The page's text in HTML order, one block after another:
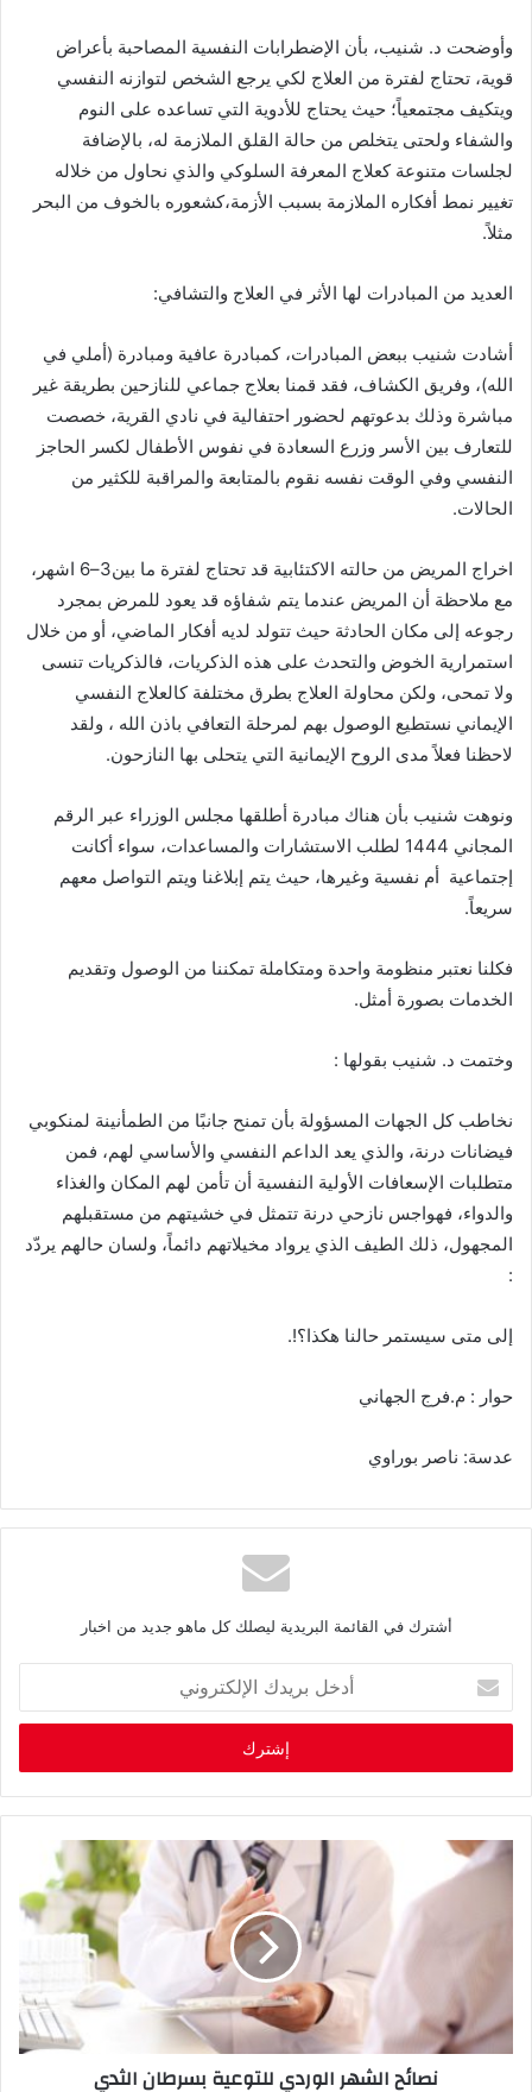
واوضحت د. شنيب، بان الإضطرابات النفسية المصاحبة باعراض
قوية، تحتاج لفترة من العلاج لكي يرجع الشخص لتوازنه النفسي
ويتكيف مجتمعياً؛ حيث يحتاج للأدوية التي تساعده على النوم
والشفاء ولحتى يتخلص من حالة القلق الملازمة له، بالإضافة
لجلسات متنوعة كعلاج المعرفة السلوكي والذي نحاول من خلاله
تغيير نمط افكاره الملازمة بسبب الأزمة،كشعوره بالخوف من البحر
مثلاً.
العديد من المبادرات لها الأثر في العلاج والتشافي:
اشادت شنيب ببعض المبادرات، كمبادرة عافية ومبادرة (املي في
الله)، وفريق الكشاف، فقد قمنا بعلاج جماعي للنازحين بطريقة غير
مباشرة وذلك بدعوتهم لحضور احتفالية في نادي القرية، خصصت
للتعارف بين الأسر وزرع السعادة في نفوس الأطفال لكسر الحاجز
النفسي وفي الوقت نفسه نقوم بالمتابعة والمراقبة للكثير من
الحالات.
اخراج المريض من حالته الاكتئابية قد تحتاج لفترة ما بين3
–
6 اشهر،
مع ملاحظة ان المريض عندما يتم شفاؤه قد يعود للمرض بمجرد
رجوعه إلى مكان الحادثة حيث تتولد لديه افكار الماضي، او من خلال
استمرارية الخوض والتحدث على هذه الذكريات، فالذكريات تنسى
ولا تمحى، ولكن محاولة العلاج بطرق مختلفة كالعلاج النفسي
الإيماني نستطيع الوصول بهم لمرحلة التعافي باذن الله ، ولقد
لاحظنا فعلاً مدى الروح الإيمانية التي يتحلى بها النازحون.
ونوهت شنيب بان هناك مبادرة اطلقها مجلس الوزراء عبر الرقم
المجاني 1444 لطلب الاستشارات والمساعدات، سواء أكانت
اجتماعية أم نفسية وغيرها، حيث يتم ابلاغنا ويتم التواصل معهم
سريعاً.
فكلنا نعتبر منظومة واحدة ومتكاملة تمكننا من الوصول وتقديم
الخدمات بصورة امثل.
وختمت د. شنيب بقولها :
نخاطب كل الجهات المسوولة بان تمنح جانبًا من الطمانينة لمنكوبي
فيضانات درنة، والذي يعد الداعم النفسي والأساسي لهم، فمن
متطلبات الإسعافات الأولية النفسية ان تامن لهم المكان والغذاء
والدواء، فهواجس نازحي درنة تتمثل في خشيتهم من مستقبلهم
المجهول، ذلك الطيف الذي يرواد مخيلاتهم دائماً، ولسان حالهم يردّد
:
الى متى سيستمر حالنا هكذا؟!.
حوار : م.فرج الجهاني
عدسة: ناصر بوراوي
أشترك في القائمة البريدية ليصلك كل ماهو جديد من اخبار
خ
ب
ر
ت
ر
نصائح الشهر الوردي للتوعية بسرطان الثدي